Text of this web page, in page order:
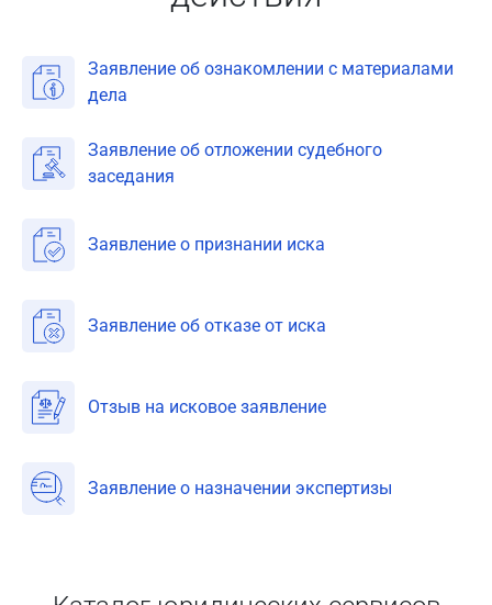
Заявление об ознакомлении с материалами
дела
Заявление об отложении судебного
заседания
Заявление о признании иска
Заявление об отказе от иска
Отзыв на исковое заявление
Заявление о назначении экспертизы